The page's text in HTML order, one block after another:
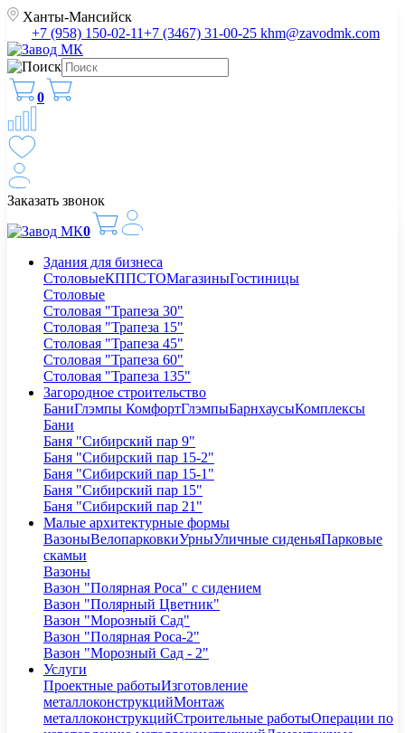
Ханты-Мансийск
+7 (958) 150-02-11+7 (3467) 31-00-25 khm@zavodmk.com
0
Заказать звонок
0
Здания для бизнеса
СтоловыеКППСТОМагазиныГостиницы
Столовые
Столовая "Трапеза 30"
Столовая "Трапеза 15"
Столовая "Трапеза 45"
Столовая "Трапеза 60"
Столовая "Трапеза 135"
Загородное строительство
БаниГлэмпы КомфортГлэмпыБарнхаусыКомплексы
Бани
Баня "Сибирский пар 9"
Баня "Сибирский пар 15-2"
Баня "Сибирский пар 15-1"
Баня "Сибирский пар 15"
Баня "Сибирский пар 21"
Малые архитектурные формы
ВазоныВелопарковкиУрныУличные сиденьяПарковые
скамьи
Вазоны
Вазон "Полярная Роса" с сидением
Вазон "Полярный Цветник"
Вазон "Морозный Сад"
Вазон "Полярная Роса-2"
Вазон "Морозный Сад - 2"
Услуги
Проектные работыИзготовление
металлоконструкцийМонтаж
металлоконструкцийСтроительные работыОперации по